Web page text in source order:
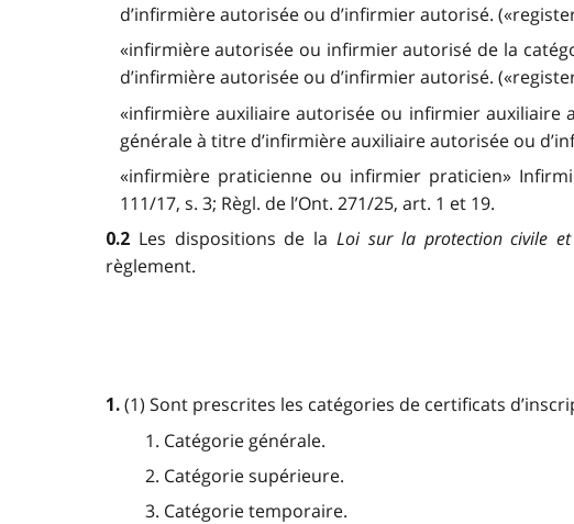
d’infirmière autorisée ou d’infirmier autorisé.
«infirmière autorisée ou infirmier autorisé de la
d’infirmière autorisée ou d’infirmier autorisé.
«infirmière auxiliaire autorisée ou infirmier auxiliaire
générale à titre d’infirmière auxiliaire autorisée ou
«infirmière praticienne ou infirmier praticien»
111/17, s. 3; Règl. de l’Ont. 271/25, art. 1 et 19.
0.2 Les dispositions de laLoi sur la protection civile et
règlement.
1. (1) Sont prescrites les catégories de certificats
1. Catégorie générale.
2. Catégorie supérieure.
3. Catégorie temporaire.